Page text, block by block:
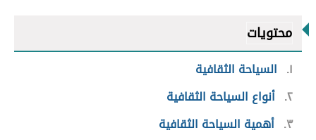
محتويات
١
السياحة الثقافية
٢ أنواع السياحة الثقافية
٣ أهمية السياحة الثقافية